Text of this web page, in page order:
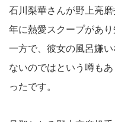
石川梨華さんが野上亮
年に熱愛スクープがあり
一方で、彼女の風呂嫌
ないのではという噂も
ったです。